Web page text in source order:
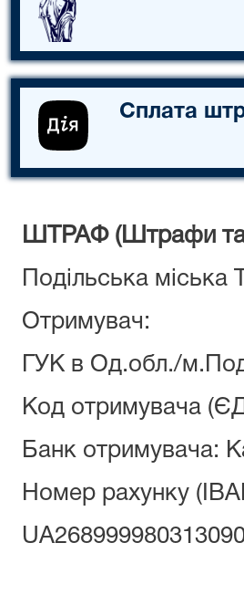
Сплата
ШТРАФ (Штрафи та
Подільська міська
Отримувач:
ГУК в Од.обл./
Код отримувача
Банк отримувача:
Номер рахунку